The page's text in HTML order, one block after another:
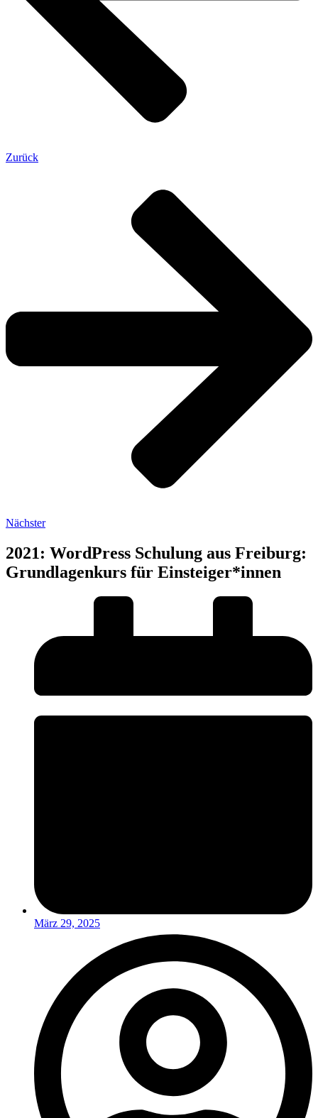
Zurück
Nächster
2021: WordPress Schulung aus Freiburg:
Grundlagenkurs für Einsteiger*innen
März 29, 2025